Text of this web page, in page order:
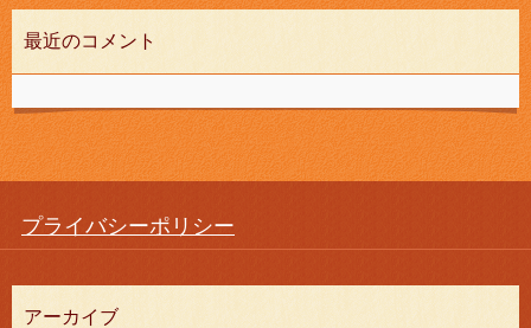
最近のコメント
プライバシーポリシー
アーカイブ